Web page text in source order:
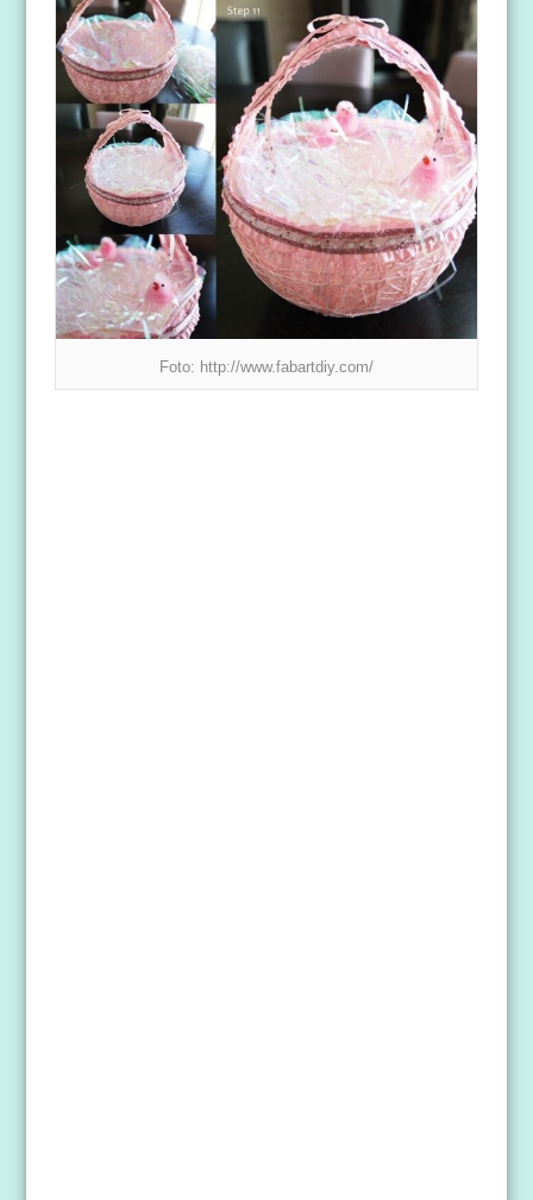
Foto: http://www.fabartdiy.com/